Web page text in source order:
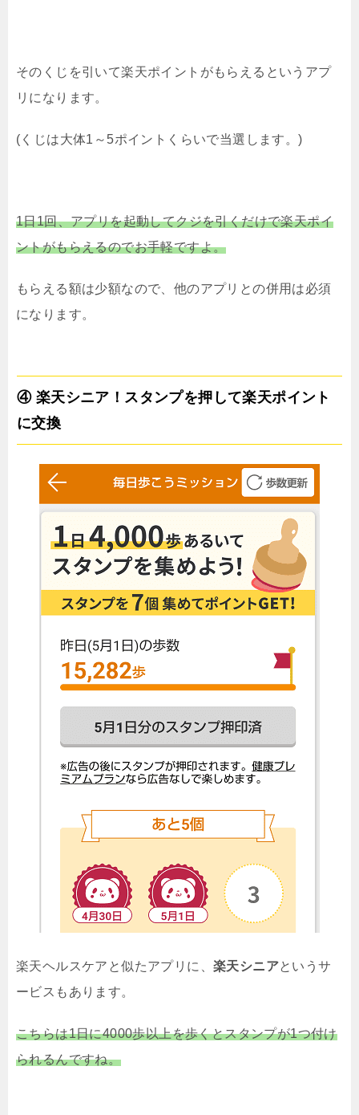
そのくじを引いて楽天ポイントがもらえるというアプ
リになります。
(くじは大体1～5ポイントくらいで当選します。)
1日1回、アプリを起動してクジを引くだけで楽天ポイ
ントがもらえるのでお手軽ですよ。
もらえる額は少額なので、他のアプリとの併用は必須
になります。
④ 楽天シニア！スタンプを押して楽天ポイント
に交換
楽天ヘルスケアと似たアプリに、 楽天シニアというサ
ービスもあります。
こちらは1日に4000歩以上を歩くとスタンプが1つ付け
られるんですね。